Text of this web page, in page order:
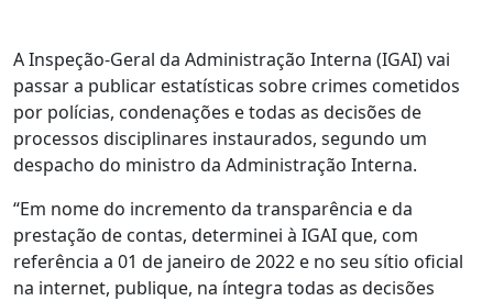
A Inspeção-Geral da Administração Interna (IGAI) vai
passar a publicar estatísticas sobre crimes cometidos
por polícias, condenações e todas as decisões de
processos disciplinares instaurados, segundo um
despacho do ministro da Administração Interna.
“Em nome do incremento da transparência e da
prestação de contas, determinei à IGAI que, com
referência a 01 de janeiro de 2022 e no seu sítio oficial
na internet, publique, na íntegra todas as decisões